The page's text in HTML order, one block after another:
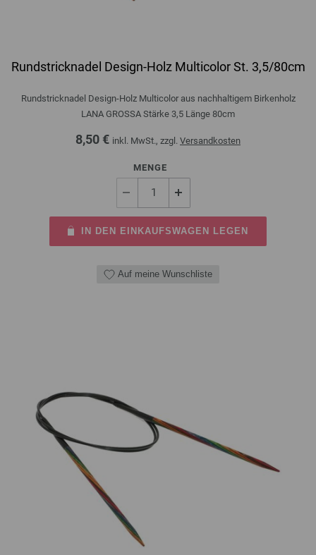
Rundstricknadel Design-Holz Multicolor St. 3,5/80cm
Rundstricknadel Design-Holz Multicolor aus nachhaltigem Birkenholz
LANA GROSSA Stärke 3,5 Länge 80cm
8,50 € inkl. MwSt., zzgl. Versandkosten
MENGE
IN DEN EINKAUFSWAGEN LEGEN
Auf meine Wunschliste